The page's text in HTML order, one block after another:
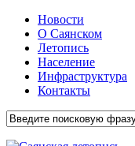
Новости
О Саянском
Летопись
Население
Инфраструктура
Контакты